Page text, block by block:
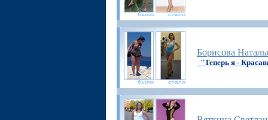
Борисова
"Теперь я -